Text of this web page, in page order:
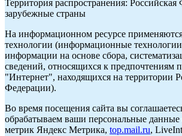
Территория распространения: Российская
зарубежные страны
На информационном ресурсе
технологии (информационные технологии
информации на основе сбора,
сведений, относящихся к предпочтениям
"Интернет", находящихся на территории
Федерации).
Во время посещения сайта вы
обрабатываем ваши персональные данные
метрик Яндекс Метрика, top.mail.ru,